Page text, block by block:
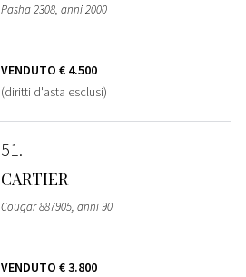
Pasha 2308, anni 2000
VENDUTO € 4.500
(diritti d'asta esclusi)
51
CARTIER
Cougar 887905, anni 90
VENDUTO € 3.800